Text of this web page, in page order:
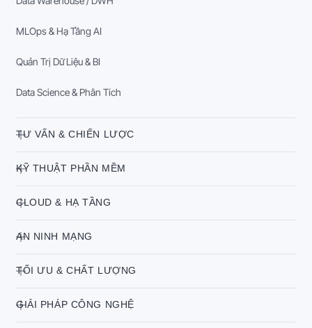
MLOps & Hạ Tầng AI
Quản Trị Dữ Liệu & BI
Data Science & Phân Tích
TƯ VẤN & CHIẾN LƯỢC
KỸ THUẬT PHẦN MỀM
CLOUD & HẠ TẦNG
AN NINH MẠNG
TỐI ƯU & CHẤT LƯỢNG
GIẢI PHÁP CÔNG NGHỆ